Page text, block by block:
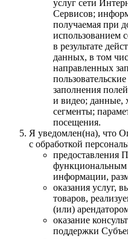
услуг сети
Сервисов;
получаемая при
использованием
в результате
данных, в том
направленных
заполнения
и видео; данные,
сегменты;
посещения.
Я уведомлен(на), что
с обработкой
предоставления
функциональным
информации,
оказания услуг,
товаров,
(или)
оказание
поддержки